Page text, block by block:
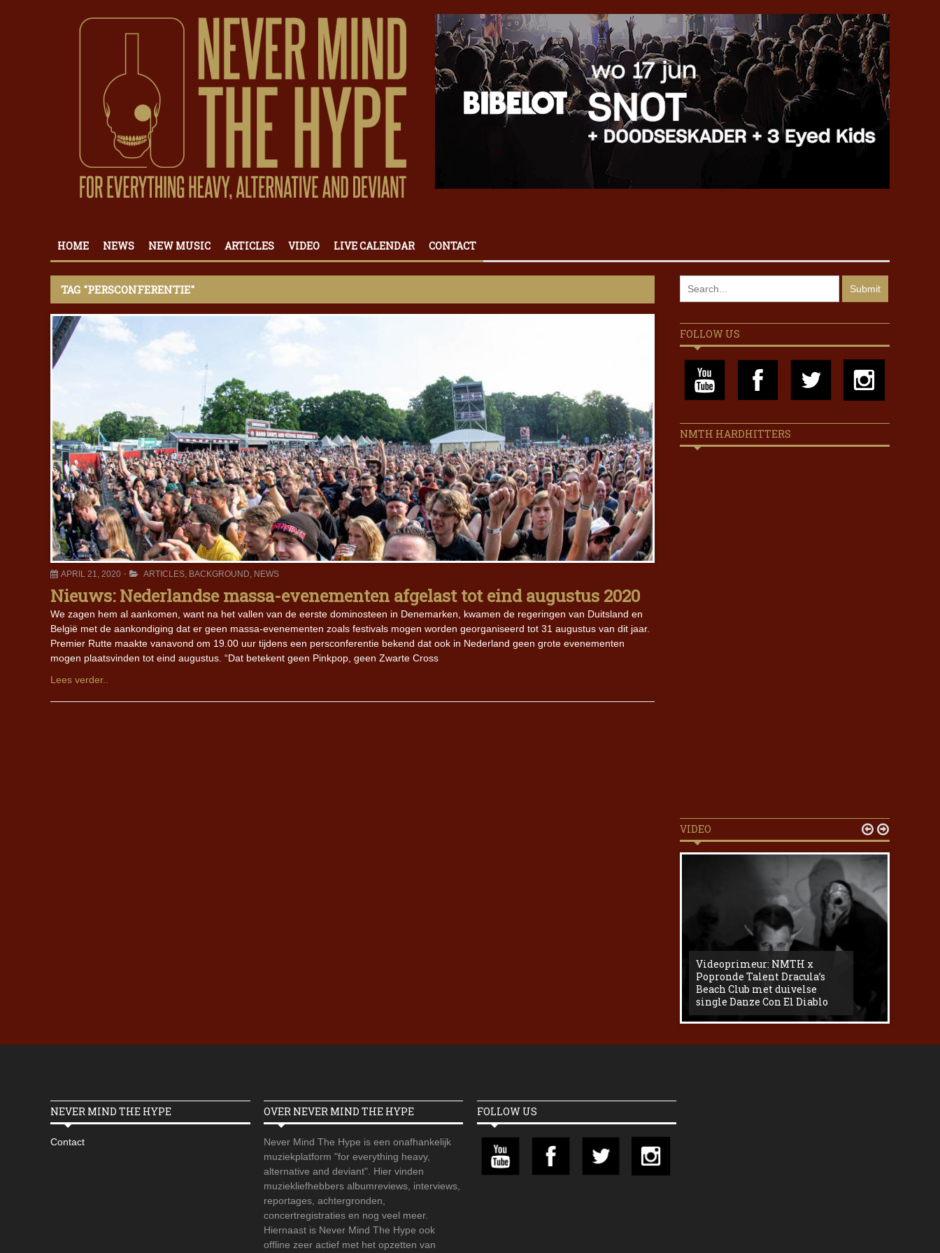
HOME NEWS NEW MUSIC ARTICLES VIDEO LIVE CALENDAR CONTACT
TAG "PERSCONFERENTIE"
APRIL 21, 2020 ARTICLES, BACKGROUND, NEWS
Nieuws: Nederlandse massa-evenementen afgelast tot eind augustus 2020
We zagen hem al aankomen, want na het vallen van de eerste dominosteen in Denemarken, kwamen de regeringen van Duitsland en
België met de aankondiging dat er geen massa-evenementen zoals festivals mogen worden georganiseerd tot 31 augustus van dit jaar.
Premier Rutte maakte vanavond om 19.00 uur tijdens een persconferentie bekend dat ook in Nederland geen grote evenementen
mogen plaatsvinden tot eind augustus. “Dat betekent geen Pinkpop, geen Zwarte Cross
Lees verder..
FOLLOW US
NMTH HARDHITTERS
VIDEO
Videoprimeur: NMTH x
Popronde Talent Dracula’s
Beach Club met duivelse
single Danze Con El Diablo
 
NEVER MIND THE HYPE
Contact
OVER NEVER MIND THE HYPE
Never Mind The Hype is een onafhankelijk
muziekplatform "for everything heavy,
alternative and deviant". Hier vinden
muziekliefhebbers albumreviews, interviews,
reportages, achtergronden,
concertregistraties en nog veel meer.
Hiernaast is Never Mind The Hype ook
offline zeer actief met het opzetten van
FOLLOW US